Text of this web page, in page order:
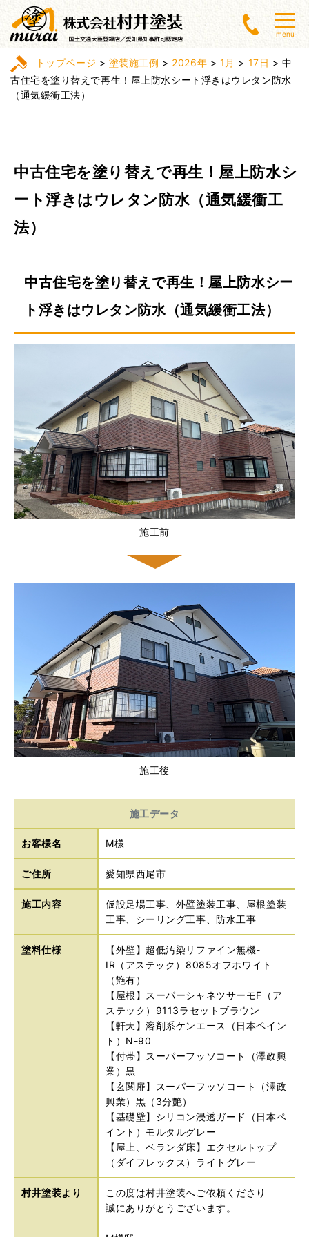
menu
トップページ > 塗装施工例 > 2026年 > 1月 > 17日 > 中
古住宅を塗り替えで再生！屋上防水シート浮きはウレタン防水
（通気緩衝工法）
中古住宅を塗り替えで再生！屋上防水シ
ート浮きはウレタン防水（通気緩衝工
法）
中古住宅を塗り替えで再生！屋上防水シー
ト浮きはウレタン防水（通気緩衝工法）
施工前
施工後
施工データ
お客様名 M様
ご住所 愛知県西尾市
施工内容
仮設足場工事、外壁塗装工事、屋根塗装
工事、シーリング工事、防水工事
塗料仕様
【外壁】超低汚染リファイン無機-
IR（アステック）8085オフホワイト
（艶有）
【屋根】スーパーシャネツサーモF（ア
ステック）9113ラセットブラウン
【軒天】溶剤系ケンエース（日本ペイン
ト）N-90
【付帯】スーパーフッソコート（澤政興
業）黒
【玄関扉】スーパーフッソコート（澤政
興業）黒（3分艶）
【基礎壁】シリコン浸透ガード（日本ペ
イント）モルタルグレー
【屋上、ベランダ床】エクセルトップ
（ダイフレックス）ライトグレー
村井塗装より
この度は村井塗装へご依頼くださり
誠にありがとうございます。